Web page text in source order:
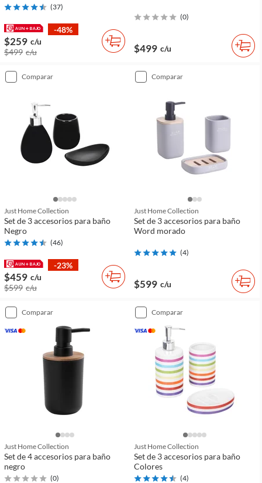
(37)
-48%
$259 c/u
$499 c/u
(0)
$499 c/u
comparar
Just Home Collection
Set de 3 accesorios para baño
Negro
(46)
-23%
$459 c/u
$599 c/u
comparar
Just Home Collection
Set de 3 accesorios para baño
Word morado
(4)
$599 c/u
comparar
Just Home Collection
Set de 4 accesorios para baño
negro
(0)
comparar
Just Home Collection
Set de 3 accesorios para baño
Colores
(4)